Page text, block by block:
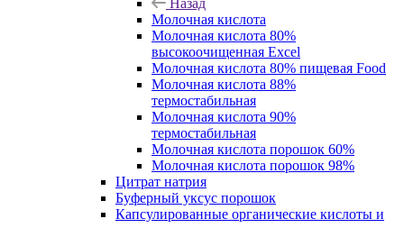
Молочная кислота
Молочная кислота 80%
высокоочищенная Excel
Молочная кислота 80% пищевая Food
Молочная кислота 88%
термостабильная
Молочная кислота 90%
термостабильная
Молочная кислота порошок 60%
Молочная кислота порошок 98%
Цитрат натрия
Буферный уксус порошок
Капсулированные органические кислоты и